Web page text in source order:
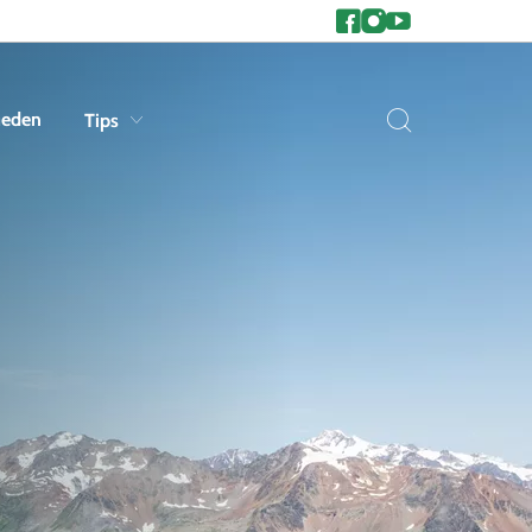
Tips